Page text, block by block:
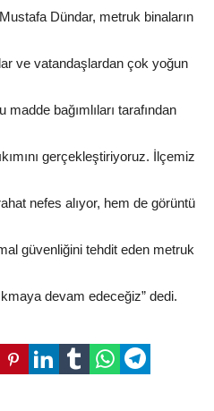
Dündar, metruk binaların
ve vatandaşlardan çok yoğun
bağımlıları tarafından
gerçekleştiriyoruz. İlçemiz
nefes alıyor, hem de görüntü
güvenliğini tehdit eden metruk
devam edeceğiz” dedi.